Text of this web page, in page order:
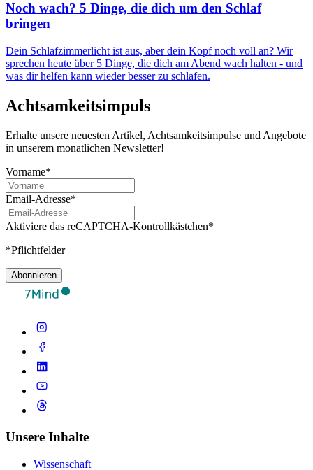
Noch wach? 5 Dinge, die dich um den Schlaf
bringen
Dein Schlafzimmerlicht ist aus, aber dein Kopf noch voll an? Wir
sprechen heute über 5 Dinge, die dich am Abend wach halten - und
was dir helfen kann wieder besser zu schlafen.
Achtsamkeitsimpuls
Erhalte unsere neuesten Artikel, Achtsamkeitsimpulse und Angebote
in unserem monatlichen Newsletter!
Vorname*
Email-Adresse*
Aktiviere das reCAPTCHA-Kontrollkästchen*
*Pflichtfelder
Abonnieren
Unsere Inhalte
Wissenschaft